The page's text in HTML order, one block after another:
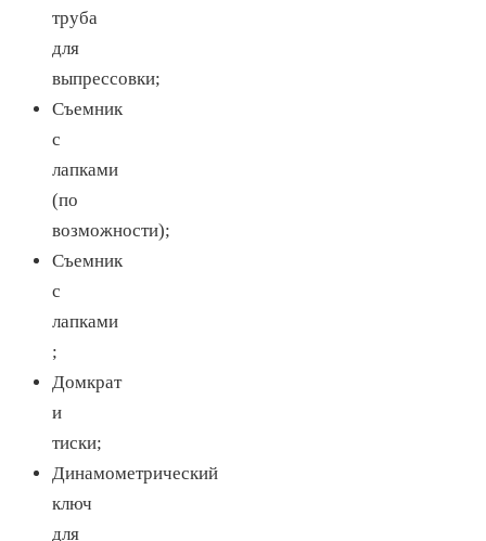
труба
для
выпрессовки;
Съемник
с
лапками
(по
возможности);
Съемник
с
лапками
;
Домкрат
и
тиски;
Динамометрический
ключ
для